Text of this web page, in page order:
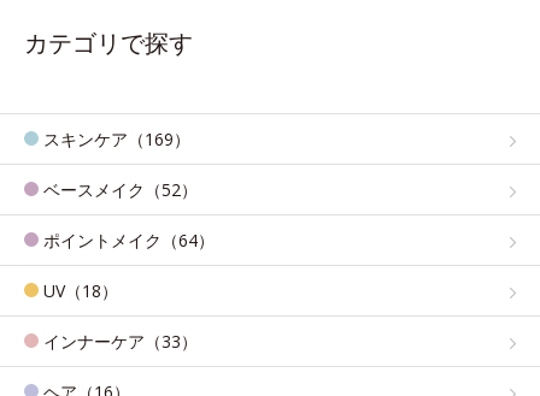
カテゴリで探す
スキンケア（169）
ベースメイク（52）
ポイントメイク（64）
UV（18）
インナーケア（33）